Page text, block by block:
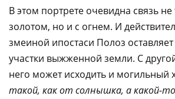
В этом портрете очевидна связь не
золотом, но и с огнем. И
змеиной ипостаси Полоз
участки выжженной земли. С
него может исходить и могильный
такой, как от солнышка, а какой-то